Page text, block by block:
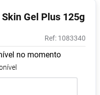
Gel Plus 125g
: 1083340
no momento